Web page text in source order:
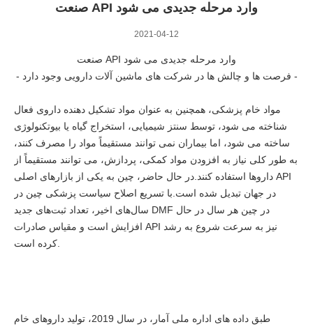
صنعت API وارد مرحله جدیدی می شود
2021-04-12
صنعت API وارد مرحله جدیدی می شود
- فرصت ها و چالش ها در شرکت های ماشین آلات دارویی وجود دارد -
مواد خام پزشکی، همچنین به عنوان مواد تشکیل دهنده داروی فعال
شناخته می شود، توسط سنتز شیمیایی، استخراج گیاه یا بیوتکنولوژی
ساخته می شود، اما بیماران نمی توانند مستقیماً مواد را مصرف کنند،
به طور کلی نیاز به افزودن مواد کمکی، پردازش، می توانند مستقیماً از
داروها استفاده کنند.در حال حاضر، چین به یکی از بازارهای اصلی API
در جهان تبدیل شده است.با تسریع اصلاح سیاست پزشکی چین در
سال‌های اخیر، تعداد ثبت‌های جدید DMF در چین هر سال در حال
افزایش است و مقیاس صادرات API نیز به سرعت شروع به رشد
طبق داده های اداره ملی آمار، در سال 2019، تولید داروهای خام